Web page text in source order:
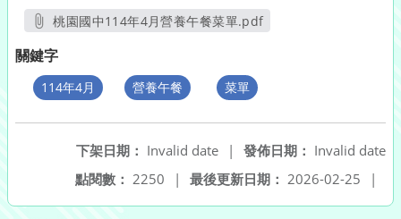
桃園國中114年4月營養午餐菜單.pdf
關鍵字
114年4月 營養午餐 菜單
發佈日期： Invalid date
下架日期： Invalid date
|
最後更新日期： 2026-02-25 |
點閱數： 2250 |